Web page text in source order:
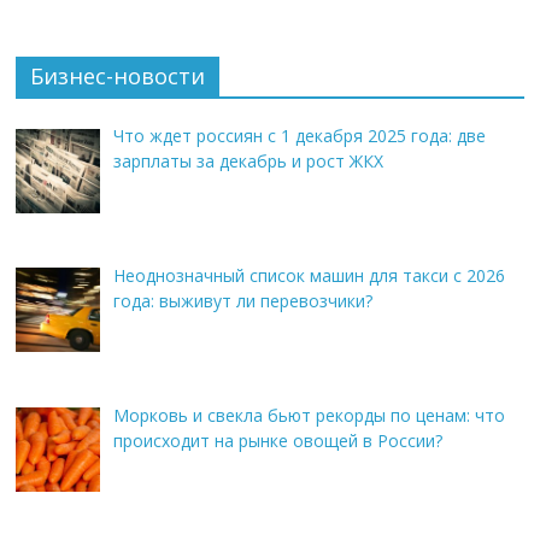
Бизнес-новости
Что ждет россиян с 1 декабря 2025 года: две
зарплаты за декабрь и рост ЖКХ
Неоднозначный список машин для такси с 2026
года: выживут ли перевозчики?
Морковь и свекла бьют рекорды по ценам: что
происходит на рынке овощей в России?